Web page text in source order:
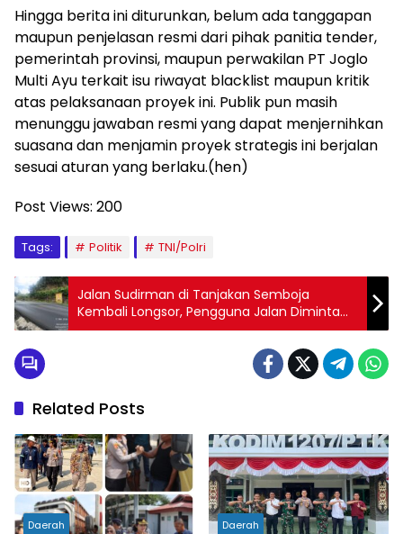
Hingga berita ini diturunkan, belum ada tanggapan
maupun penjelasan resmi dari pihak panitia tender,
pemerintah provinsi, maupun perwakilan PT Joglo
Multi Ayu terkait isu riwayat blacklist maupun kritik
atas pelaksanaan proyek ini. Publik pun masih
menunggu jawaban resmi yang dapat menjernihkan
suasana dan menjamin proyek strategis ini berjalan
sesuai aturan yang berlaku.(hen)
Post Views: 200
Tags: Politik TNI/Polri
Jalan Sudirman di Tanjakan Semboja
Kembali Longsor, Pengguna Jalan Diminta
Hati-Hati
Related Posts
Daerah Daerah